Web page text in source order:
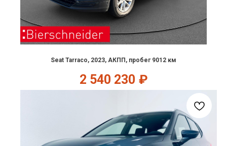
Seat Tarraco, 2023, АКПП, пробег 9012 км
2 540 230 ₽